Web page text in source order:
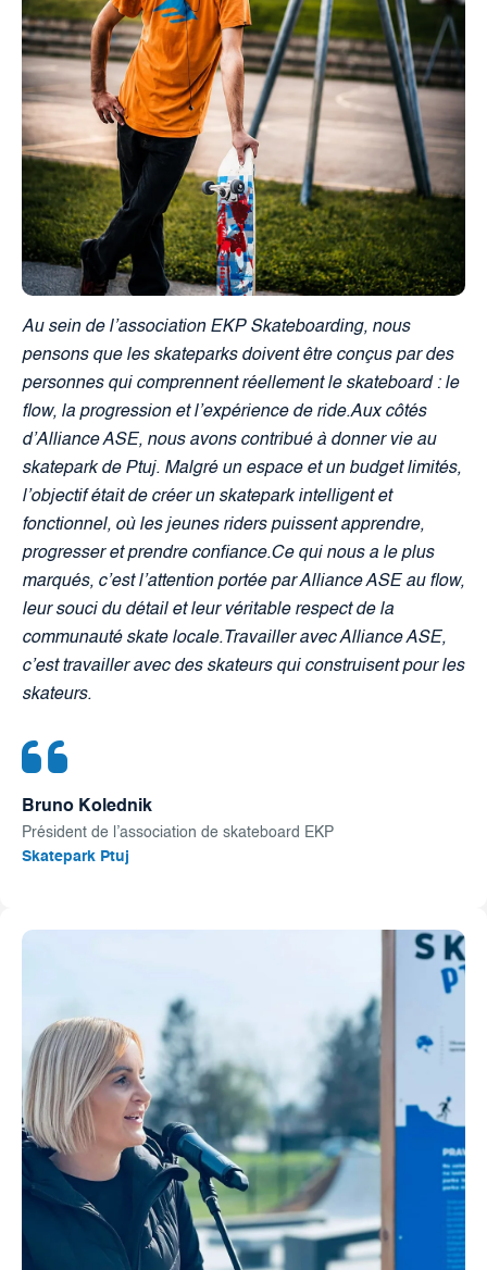
Bruno Kolednik
Président de l’association de skateboard EKP
Skatepark Ptuj
Au sein de l’association EKP Skateboarding, nous
pensons que les skateparks doivent être conçus par des
personnes qui comprennent réellement le skateboard : le
flow, la progression et l’expérience de ride.Aux côtés
d’Alliance ASE, nous avons contribué à donner vie au
skatepark de Ptuj. Malgré un espace et un budget limités,
l’objectif était de créer un skatepark intelligent et
fonctionnel, où les jeunes riders puissent apprendre,
progresser et prendre confiance.Ce qui nous a le plus
marqués, c’est l’attention portée par Alliance ASE au flow,
leur souci du détail et leur véritable respect de la
communauté skate locale.Travailler avec Alliance ASE,
c’est travailler avec des skateurs qui construisent pour les
skateurs.